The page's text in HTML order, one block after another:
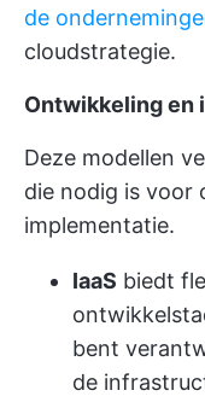
de
cloudstrategie.
Ontwikkeling en
Deze modellen
die nodig is voor
implementatie.
IaaS biedt
bent
de